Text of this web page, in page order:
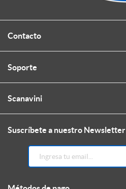
Contacto
Soporte
Scanavini
Suscríbete a nuestro Newsletter